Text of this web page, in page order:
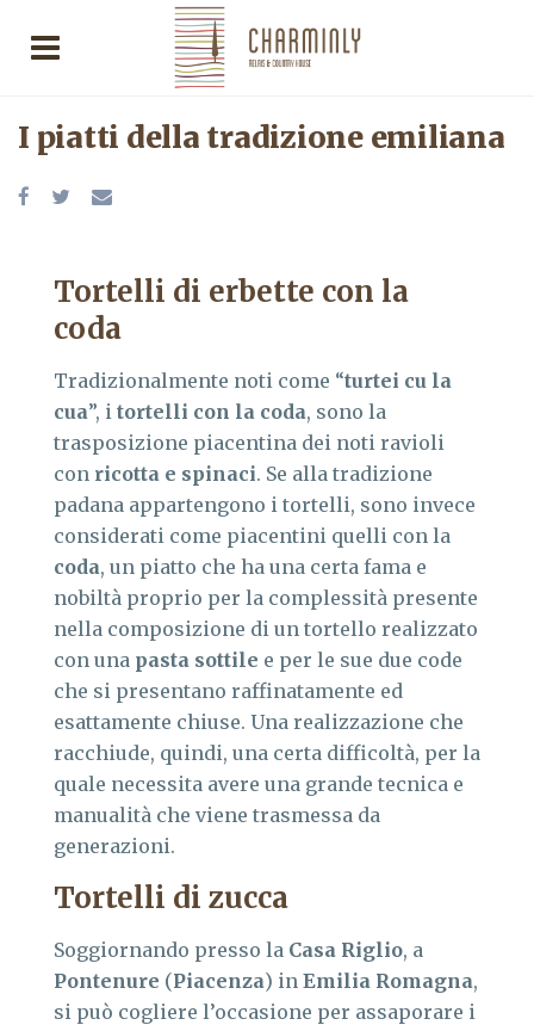
I piatti della tradizione emiliana
Tortelli di erbette con la
coda
Tradizionalmente noti come “turtei cu la
cua”, i tortelli con la coda, sono la
trasposizione piacentina dei noti ravioli
con ricotta e spinaci. Se alla tradizione
padana appartengono i tortelli, sono invece
considerati come piacentini quelli con la
coda, un piatto che ha una certa fama e
nobiltà proprio per la complessità presente
nella composizione di un tortello realizzato
con una pasta sottile e per le sue due code
che si presentano raffinatamente ed
esattamente chiuse. Una realizzazione che
racchiude, quindi, una certa difficoltà, per la
quale necessita avere una grande tecnica e
manualità che viene trasmessa da
generazioni.
Tortelli di zucca
Soggiornando presso la Casa Riglio, a
Pontenure (Piacenza) in Emilia Romagna,
si può cogliere l’occasione per assaporare i